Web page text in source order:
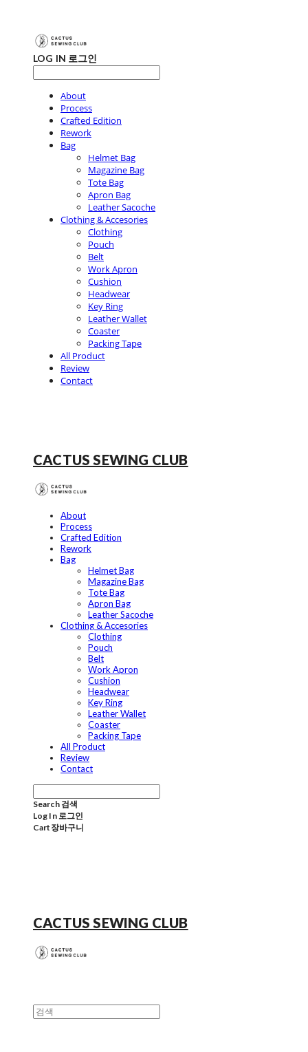
LOG IN 로그인
About
Process
Crafted Edition
Rework
Bag
Helmet Bag
Magazine Bag
Tote Bag
Apron Bag
Leather Sacoche
Clothing & Accesories
Clothing
Pouch
Belt
Work Apron
Cushion
Headwear
Key Ring
Leather Wallet
Coaster
Packing Tape
All Product
Review
Contact
CACTUS SEWING CLUB
About
Process
Crafted Edition
Rework
Bag
Helmet Bag
Magazine Bag
Tote Bag
Apron Bag
Leather Sacoche
Clothing & Accesories
Clothing
Pouch
Belt
Work Apron
Cushion
Headwear
Key Ring
Leather Wallet
Coaster
Packing Tape
All Product
Review
Contact
Search 검색
Log In 로그인
Cart 장바구니
CACTUS SEWING CLUB